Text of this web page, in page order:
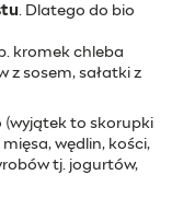
. Dlatego do bio
kromek chleba
z sosem, sałatki z
(wyjątek to skorupki
wędlin, kości,
tj. jogurtów,